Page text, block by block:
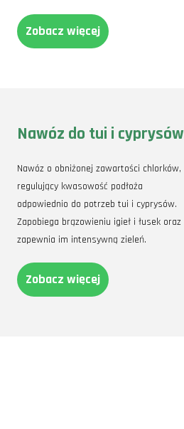
Zobacz więcej
Nawóz do tui i cyprysów
Nawóz o obniżonej zawartości chlorków,
regulujący kwasowość podłoża
odpowiednio do potrzeb tui i cyprysów.
Zapobiega brązowieniu igieł i łusek oraz
zapewnia im intensywną zieleń.
Zobacz więcej